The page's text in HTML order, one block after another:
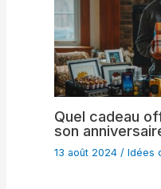
Quel cadeau
son
13 août 2024 /Idées